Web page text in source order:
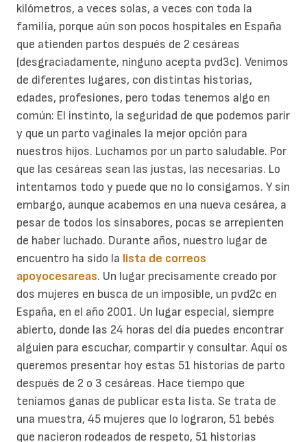
kilómetros, a veces solas, a veces con toda la
familia, porque aún son pocos hospitales en España
que atienden partos después de 2 cesáreas
(desgraciadamente, ninguno acepta pvd3c). Venimos
de diferentes lugares, con distintas historias,
edades, profesiones, pero todas tenemos algo en
común: El instinto, la seguridad de que podemos parir
y que un parto vaginales la mejor opción para
nuestros hijos. Luchamos por un parto saludable. Por
que las cesáreas sean las justas, las necesarias. Lo
intentamos todo y puede que no lo consigamos. Y sin
embargo, aunque acabemos en una nueva cesárea, a
pesar de todos los sinsabores, pocas se arrepienten
de haber luchado. Durante años, nuestro lugar de
encuentro ha sido la lista de correos
apoyocesareas. Un lugar precisamente creado por
dos mujeres en busca de un imposible, un pvd2c en
España, en el año 2001. Un lugar especial, siempre
abierto, donde las 24 horas del día puedes encontrar
alguien para escuchar, compartir y consultar. Aquí os
queremos presentar hoy estas 51 historias de parto
después de 2 o 3 cesáreas. Hace tiempo que
teníamos ganas de publicar esta lista. Se trata de
una muestra, 45 mujeres que lo lograron, 51 bebés
que nacieron rodeados de respeto, 51 historias